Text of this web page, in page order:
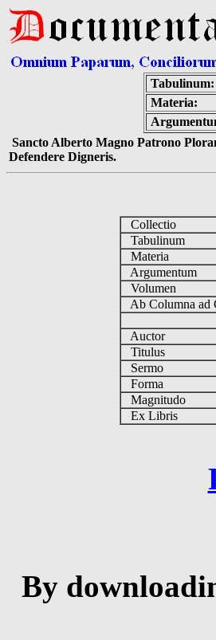
Tabulinum:
Materia:
Sancto Alberto Magno Patrono
Defendere Digneris.
Collectio
Tabulinum
Materia
Argumentum
Volumen
Ab Columna ad
Auctor
Titulus
Sermo
Forma
Magnitudo
Ex Libris
By